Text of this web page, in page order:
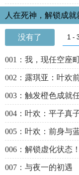
人在死神，解锁成
没有了
001：我，现任空座
002：露琪亚：叶欢
003：触发橙色成就
004：叶欢：平子真
005：叶欢：前身与
006：解锁虚化状态
007：与夜一的初遇